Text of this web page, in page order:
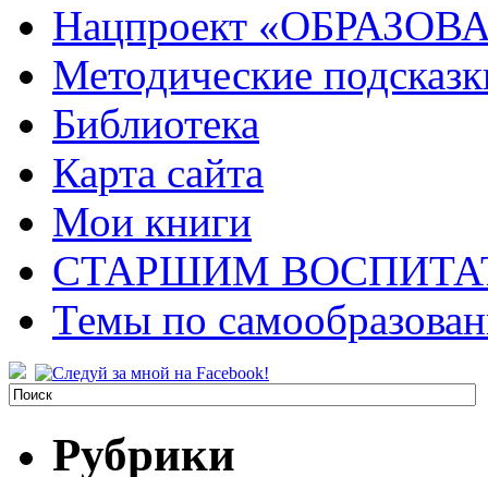
Нацпроект
Методические
Библиотека
Карта сайта
Мои книги
СТАРШИМ
Темы по
Рубрики